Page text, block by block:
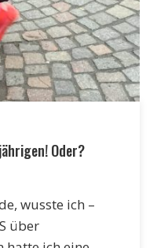
Oder?
wusste ich –
über